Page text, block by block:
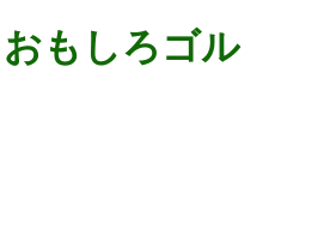
もしろゴル